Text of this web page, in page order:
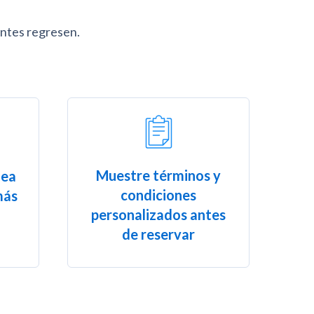
regresen.
Muestre términos y
condiciones
personalizados antes
de reservar